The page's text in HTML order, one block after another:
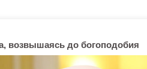
возвышаясь до богоподобия